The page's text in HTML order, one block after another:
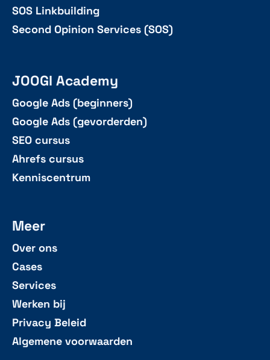
SOS Linkbuilding
Second Opinion Services (SOS)
JOOGI Academy
Google Ads (beginners)
Google Ads (gevorderden)
SEO cursus
Ahrefs cursus
Kenniscentrum
Meer
Over ons
Cases
Services
Werken bij
Privacy Beleid
Algemene voorwaarden